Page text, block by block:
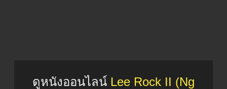
ดูหนังออนไลน์ Lee Rock II (Ng